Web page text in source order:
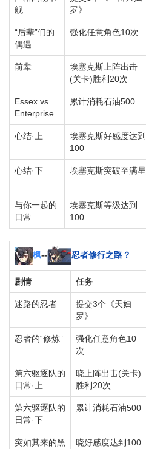
舰
罗》
“后辈”们的
偶遇
强化任意角色10次
前辈
埃塞克斯上阵出击
(关卡)胜利20次
Essex vs
Enterprise
累计消耗石油500
心结·上
埃塞克斯好感度达到
100
心结·下 埃塞克斯突破至满星
与你一起的
日常
埃塞克斯等级达到
100
枫-- 忍者修行之路？
剧情 任务
迷路的忍者
提交3个《天妇
罗》
忍者的“修炼”
强化任意角色10
次
第六驱逐队的
日常·上
晓上阵出击(关卡)
胜利20次
第六驱逐队的
日常·下
累计消耗石油500
突如其来的黑 晓好感度达到100